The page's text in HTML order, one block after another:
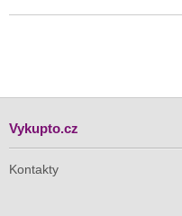
Vykupto.cz
Kontakty